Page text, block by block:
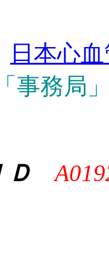
日本心
事務局
Ｄ